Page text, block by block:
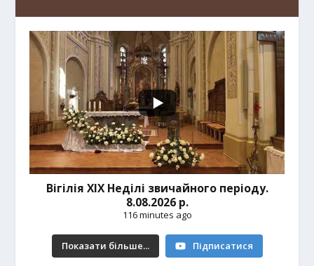
Вігілія ХІХ Неділі звичайного періоду.
8.08.2026 р.
116 minutes ago
Показати більше... Підписатися